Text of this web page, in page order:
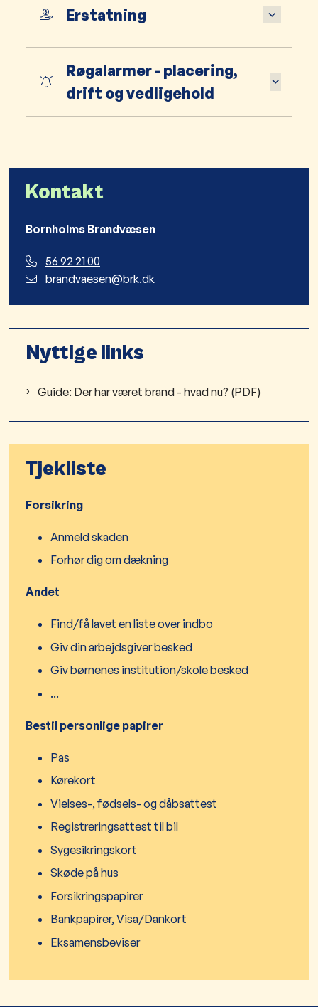
Erstatning
Røgalarmer - placering,
drift og vedligehold
Kontakt
Bornholms Brandvæsen
56 92 21 00
brandvaesen@brk.dk
Nyttige links
Guide: Der har været brand - hvad nu? (PDF)
Tjekliste
Forsikring
Anmeld skaden
Forhør dig om dækning
Andet
Find/få lavet en liste over indbo
Giv din arbejdsgiver besked
Giv børnenes institution/skole besked
...
Bestil personlige papirer
Pas
Kørekort
Vielses-, fødsels- og dåbsattest
Registreringsattest til bil
Sygesikringskort
Skøde på hus
Forsikringspapirer
Bankpapirer, Visa/Dankort
Eksamensbeviser